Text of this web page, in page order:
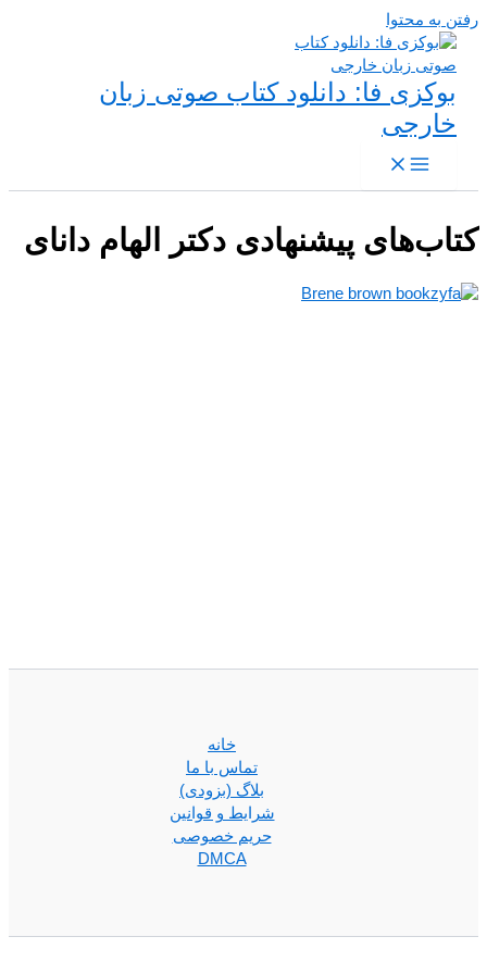
رفتن به محتوا
بوکزی فا: دانلود کتاب صوتی زبان
خارجی
کتاب‌های پیشنهادی دکتر الهام دانای
خانه
تماس با ما
بلاگ (بزودی)
شرایط و قوانین
حریم خصوصی
DMCA